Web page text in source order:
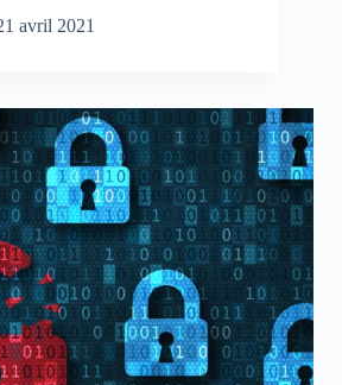
avril 2021